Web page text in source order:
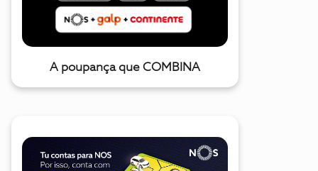
A poupança que COMBINA